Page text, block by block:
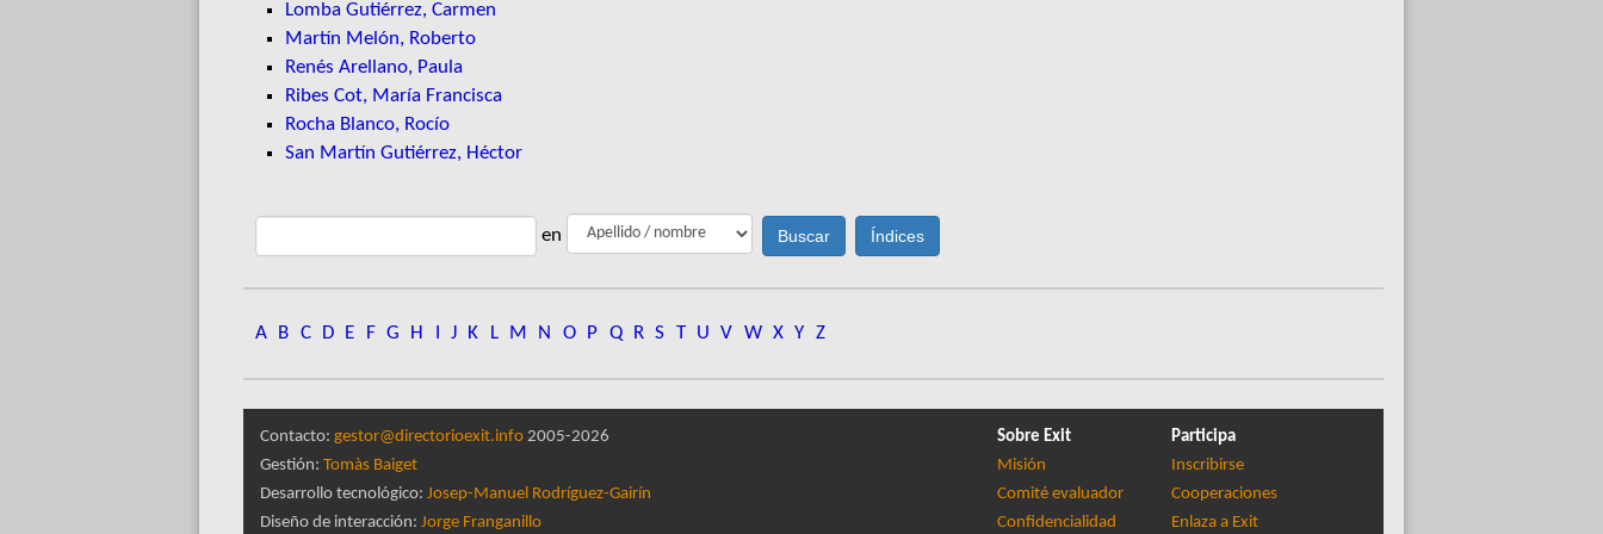
Lomba Gutiérrez, Carmen
Martín Melón, Roberto
Renés Arellano, Paula
Ribes Cot, María Francisca
Rocha Blanco, Rocío
San Martín Gutiérrez, Héctor
en
A B C D E F G H J K L M N O P Q R S T U V W X Y Z
Contacto: gestor@directorioexit.info 2005-2026
Gestión: Tomàs Baiget
Desarrollo tecnológico: Josep-Manuel Rodríguez-Gairín
Diseño de interacción: Jorge Franganillo
Sobre Exit
Misión
Comité evaluador
Confidencialidad
Participa
Inscribirse
Cooperaciones
Enlaza a Exit